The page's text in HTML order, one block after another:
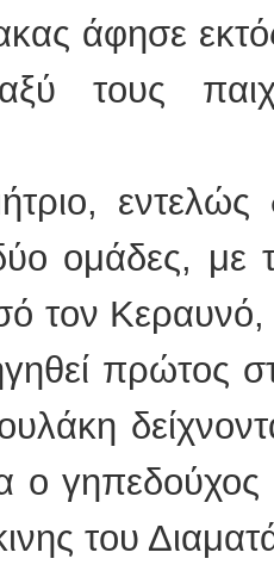
άφησε
τους
ομάδες, με
τον
πρώτος
ο γηπεδούχος
του